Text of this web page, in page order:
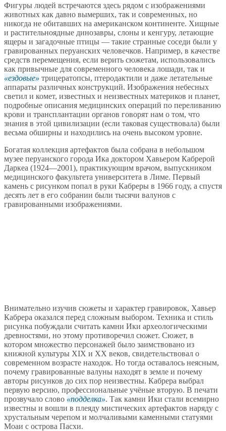
Фигуры людей встречаются здесь рядом с изображениями
животных как давно вымерших, так и современных, но
никогда не обитавших на американском континенте. Хищные
и растительноядные динозавры, слоны и кенгуру, летающие
ящеры и загадочные птицы — такие странные соседи были у
гравированных перуанских человечков. Например, в качестве
средств перемещения, если верить сюжетам, использовались
как привычные для современного человека лошади, так и
ездовые
трицератопсы, птеродактили и даже летательные
аппараты различных конструкций. Изображения небесных
светил и комет, известных и неизвестных материков и планет,
подробные описания медицинских операций по переливанию
крови и трансплантации органов говорят нам о том, что
знания в этой цивилизации (если таковая существовала) были
весьма обширны и находились на очень высоком уровне.
Богатая коллекция артефактов была собрана в небольшом
музее перуанского города Ика доктором Хавьером Кабрерой
Даркеа (1924—2001), практикующим врачом, выпускником
медицинского факультета университета в Лиме. Первый
камень с рисунком попал в руки Кабреры в 1966 году, а спустя
десять лет в его собрании были тысячи валунов с
гравированными изображениями.
Внимательно изучив сюжеты и характер гравировок, Хавьер
Кабрера оказался перед сложным выбором. Техника и стиль
рисунка побуждали считать камни Ики археологическими
древностями, но этому противоречил сюжет. Сюжет, в
котором множество персонажей было заимствовано из
книжной культуры XIX и XX веков, свидетельствовал о
современном возрасте находок. Но тогда оставалось неясным,
почему гравированные валуны находят в земле и почему
авторы рисунков до сих пор неизвестны. Кабрера выбрал
первую версию, профессиональные учёные вторую. В печати
прозвучало слово
подделка . Так камни Ики стали всемирно
известны и вошли в плеяду мистических артефактов наряду с
хрустальным черепом и молчаливыми каменными статуями
Моаи с острова Пасхи.